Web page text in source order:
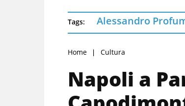
Tags: Alessandro
Home Cultura
Napoli a